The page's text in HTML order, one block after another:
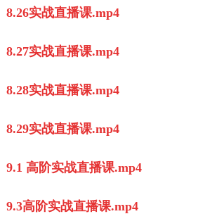
8.26实战直播课.mp4
8.27实战直播课.mp4
8.28实战直播课.mp4
8.29实战直播课.mp4
9.1 高阶实战直播课.mp4
9.3高阶实战直播课.mp4